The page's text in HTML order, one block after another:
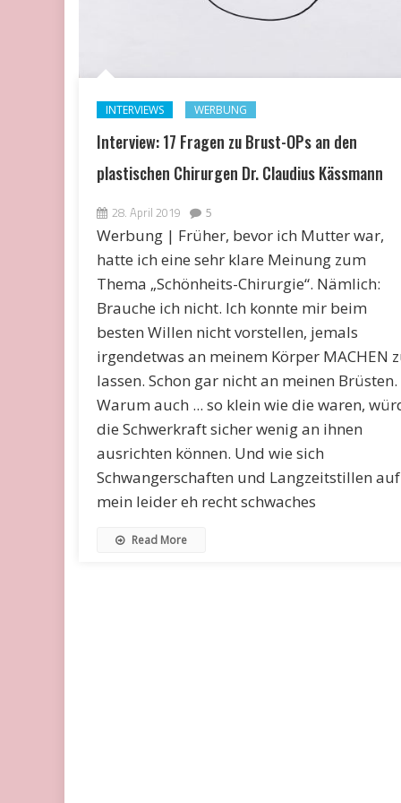
INTERVIEWS WERBUNG
Interview: 17 Fragen zu Brust-OPs an den
plastischen Chirurgen Dr. Claudius Kässmann
28. April 2019 5
Werbung | Früher, bevor ich Mutter war,
hatte ich eine sehr klare Meinung zum
Thema „Schönheits-Chirurgie“. Nämlich:
Brauche ich nicht. Ich konnte mir beim
besten Willen nicht vorstellen, jemals
irgendetwas an meinem Körper MACHEN
lassen. Schon gar nicht an meinen Brüsten.
Warum auch ... so klein wie die waren,
die Schwerkraft sicher wenig an ihnen
ausrichten können. Und wie sich
Schwangerschaften und Langzeitstillen auf
mein leider eh recht schwaches
Read More